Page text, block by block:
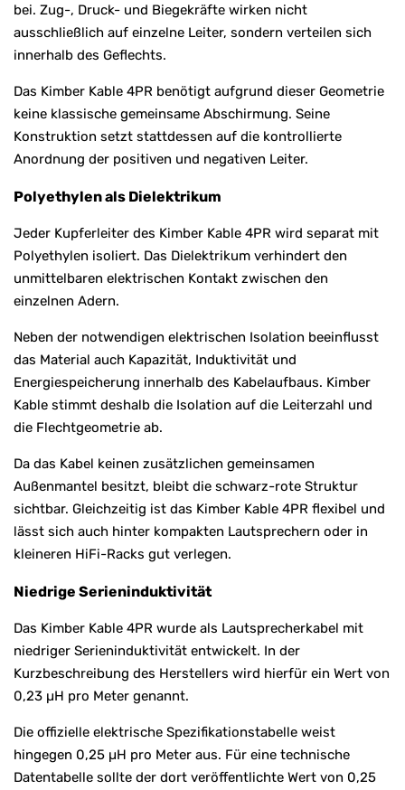
bei. Zug-, Druck- und Biegekräfte wirken nicht
ausschließlich auf einzelne Leiter, sondern verteilen sich
innerhalb des Geflechts.
Das Kimber Kable 4PR benötigt aufgrund dieser Geometrie
keine klassische gemeinsame Abschirmung. Seine
Konstruktion setzt stattdessen auf die kontrollierte
Anordnung der positiven und negativen Leiter.
Polyethylen als Dielektrikum
Jeder Kupferleiter des Kimber Kable 4PR wird separat mit
Polyethylen isoliert. Das Dielektrikum verhindert den
unmittelbaren elektrischen Kontakt zwischen den
einzelnen Adern.
Neben der notwendigen elektrischen Isolation beeinflusst
das Material auch Kapazität, Induktivität und
Energiespeicherung innerhalb des Kabelaufbaus. Kimber
Kable stimmt deshalb die Isolation auf die Leiterzahl und
die Flechtgeometrie ab.
Da das Kabel keinen zusätzlichen gemeinsamen
Außenmantel besitzt, bleibt die schwarz-rote Struktur
sichtbar. Gleichzeitig ist das Kimber Kable 4PR flexibel und
lässt sich auch hinter kompakten Lautsprechern oder in
kleineren HiFi-Racks gut verlegen.
Niedrige Serieninduktivität
Das Kimber Kable 4PR wurde als Lautsprecherkabel mit
niedriger Serieninduktivität entwickelt. In der
Kurzbeschreibung des Herstellers wird hierfür ein Wert von
0,23 µH pro Meter genannt.
Die offizielle elektrische Spezifikationstabelle weist
hingegen 0,25 µH pro Meter aus. Für eine technische
Datentabelle sollte der dort veröffentlichte Wert von 0,25